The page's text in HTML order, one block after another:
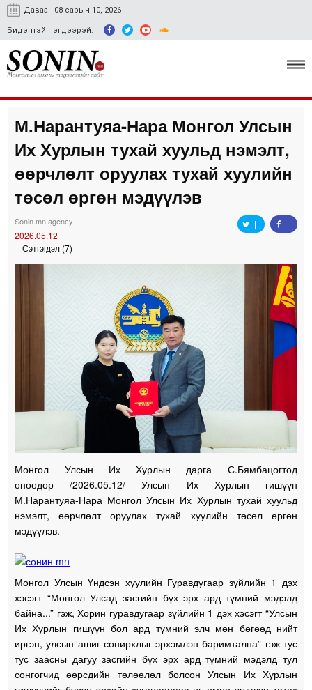
Даваа - 08 сарын 10, 2026
Бидэнтэй нэгдээрэй:
Улс төр, эдийн засаг
Гэмт хэрэг
Нийгэм, соёл
М.Нарантуяа-Нара Монгол Улсын
Их Хурлын тухай хуульд нэмэлт,
өөрчлөлт оруулах тухай хуулийн
төсөл өргөн мэдүүлэв
Sonin.mn agency
2026.05.12
Сэтгэгдэл (7)
Монгол Улсын Их Хурлын дарга С.Бямбацогтод
өнөөдөр /2026.05.12/ Улсын Их Хурлын гишүүн
М.Нарантуяа-Нара Монгол Улсын Их Хурлын тухай хуульд
нэмэлт, өөрчлөлт оруулах тухай хуулийн төсөл өргөн
мэдүүлэв.
Монгол Улсын Үндсэн хуулийн Гуравдугаар зүйлийн 1 дэх
хэсэгт “Монгол Улсад засгийн бүх эрх ард түмний мэдэлд
байна...” гэж, Хорин гуравдугаар зүйлийн 1 дэх хэсэгт “Улсын
Их Хурлын гишүүн бол ард түмний элч мөн бөгөөд нийт
иргэн, улсын ашиг сонирхлыг эрхэмлэн баримтална” гэж тус
тус заасны дагуу засгийн бүх эрх ард түмний мэдэлд тул
сонгогчид өөрсдийн төлөөлөл болсон Улсын Их Хурлын